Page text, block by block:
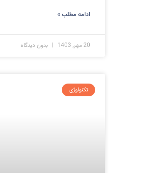
ادامه مطلب »
20 مهر, 1403 بدون دیدگاه
تکنولوژی